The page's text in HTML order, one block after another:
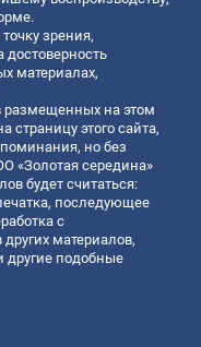
зрения,
материалах,
размещенных на этом
страницу этого сайта,
но без
«Золотая середина»
будет считаться:
последующее
с
материалов,
другие подобные